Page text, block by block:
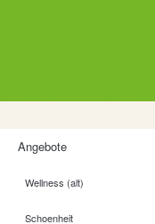
Angebote
Wellness (alt)
Schoenheit